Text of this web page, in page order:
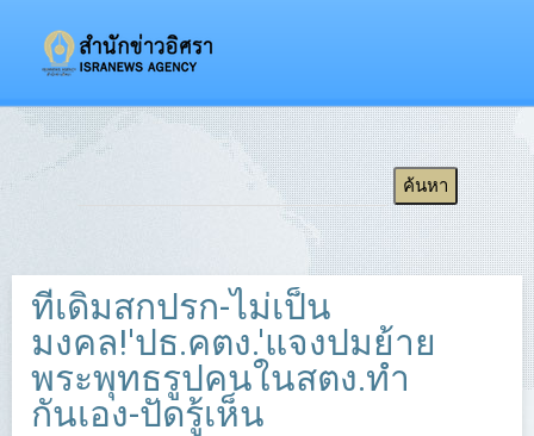
ที่เดิมสกปรก-ไม่เป็น
มงคล!'ปธ.คตง.'แจงปมย้าย
พระพุทธรูปคนในสตง.ทำ
กันเอง-ปัดรู้เห็น